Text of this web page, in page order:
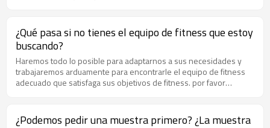
¿Qué pasa si no tienes el equipo de fitness que estoy
buscando?
Haremos todo lo posible para adaptarnos a sus necesidades y
trabajaremos arduamente para encontrarle el equipo de fitness
adecuado que satisfaga sus objetivos de fitness. por favor
¿Podemos pedir una muestra primero? ¿La muestra